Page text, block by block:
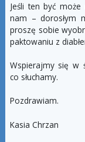
Jeśli ten być
nam – dorosłym
proszę sobie
paktowaniu z
Wspierajmy się w
co słuchamy.
Pozdrawiam.
Kasia Chrzan